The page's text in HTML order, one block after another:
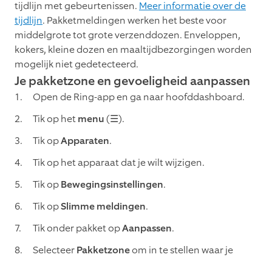
tijdlijn met gebeurtenissen. Meer informatie over de
tijdlijn. Pakketmeldingen werken het beste voor
middelgrote tot grote verzenddozen. Enveloppen,
kokers, kleine dozen en maaltijdbezorgingen worden
mogelijk niet gedetecteerd.
Je pakketzone en gevoeligheid aanpassen
Open de Ring-app en ga naar hoofddashboard.
Tik op hetmenu(☰).
Tik opApparaten.
Tik op het apparaat dat je wilt wijzigen.
Tik opBewegingsinstellingen.
Tik opSlimme meldingen.
Tik onder pakket opAanpassen.
SelecteerPakketzoneom in te stellen waar je